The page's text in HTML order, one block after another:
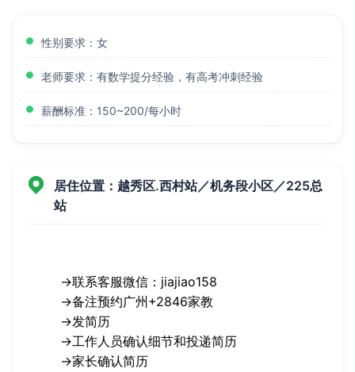
性别要求：女
老师要求：有数学提分经验，有高考冲刺经验
薪酬标准：150~200/每小时
居住位置：越秀区.西村站／机务段小区／225总
站
→联系客服微信：jiajiao158
→备注预约广州+2846家教
→发简历
→工作人员确认细节和投递简历
→家长确认简历